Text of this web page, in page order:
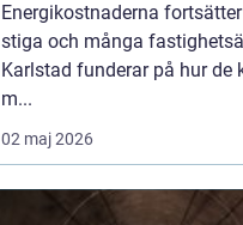
Energikostnaderna
stiga och många
Karlstad funderar på hur de
m...
02 maj 2026